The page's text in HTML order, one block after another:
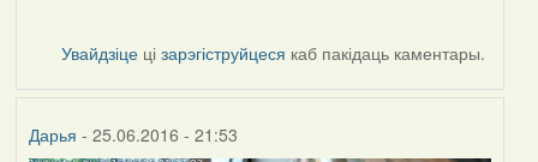
Увайдзіце цізарэгіструйцеся каб пакідаць каментары.
Дарья - 25.06.2016 - 21:53